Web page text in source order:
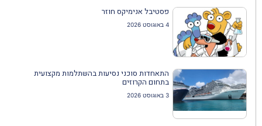
פסטיבל אנימיקס חוזר
4 באוגוסט 2026
התאחדות סוכני נסיעות בהשתלמות מקצועית
בתחום הקרוזים
3 באוגוסט 2026